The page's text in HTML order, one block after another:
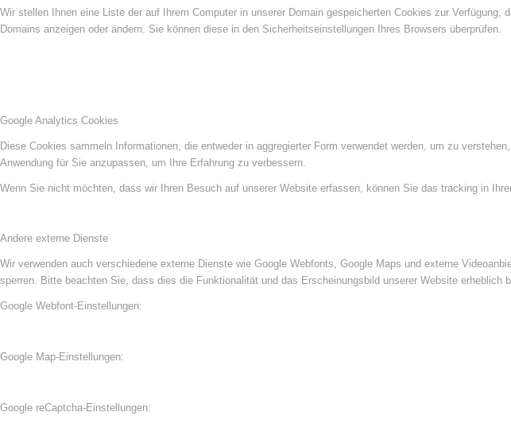
Wir stellen Ihnen eine Liste der auf Ihrem Computer in unserer Domain gespeicherten Cookies zur
Domains anzeigen oder ändern. Sie können diese in den Sicherheitseinstellungen Ihres Browsers überprüfen.
Google Analytics Cookies
Diese Cookies sammeln Informationen, die entweder in aggregierter Form verwendet werden, um zu
Anwendung für Sie anzupassen, um Ihre Erfahrung zu verbessern.
Wenn Sie nicht möchten, dass wir Ihren Besuch auf unserer Website erfassen, können Sie das tracking in
Andere externe Dienste
Wir verwenden auch verschiedene externe Dienste wie Google Webfonts, Google Maps und externe
sperren. Bitte beachten Sie, dass dies die Funktionalität und das Erscheinungsbild unserer Website erheblich
Google Webfont-Einstellungen:
Google Map-Einstellungen:
Google reCaptcha-Einstellungen: